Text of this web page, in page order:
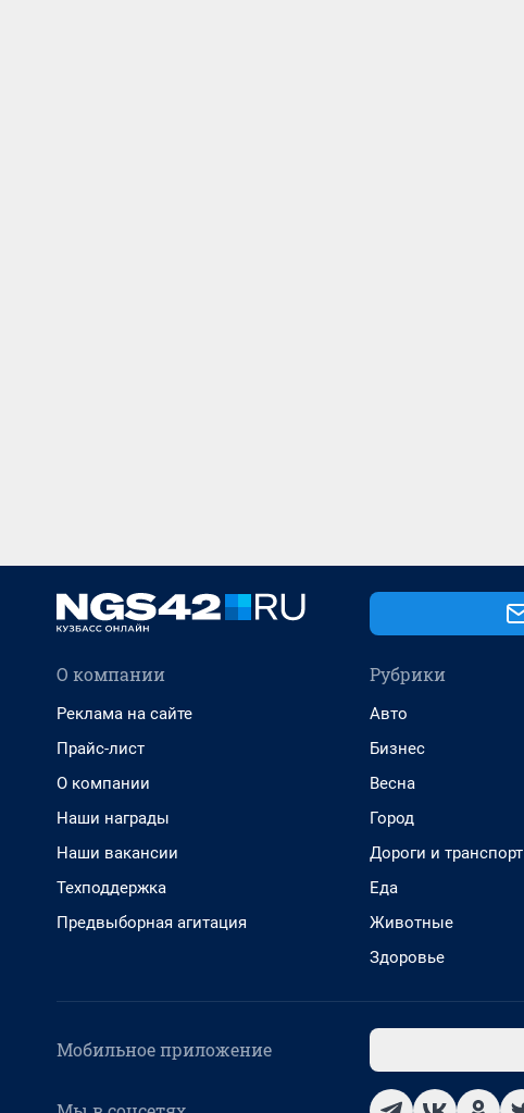
О компании
Реклама на сайте
Прайс-лист
О компании
Наши награды
Наши вакансии
Техподдержка
Предвыборная агитация
Рубрики
Авто
Бизнес
Весна
Город
Дороги и транспорт
Еда
Животные
Здоровье
Мобильное приложение